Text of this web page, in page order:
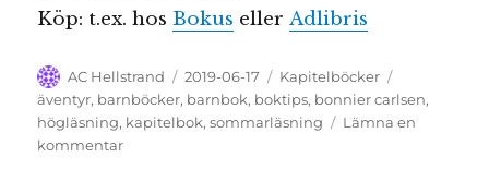
Köp: t.ex. hos Bokus ellerAdlibris
Författare
AC Hellstrand
Publicerat
den
2019-06-17 Kategorier
Kapitelböcker
äventyr, barnböcker, barnbok, boktips, bonnier carlsen,
högläsning, kapitelbok,sommarläsning
Lämna en
kommentartill